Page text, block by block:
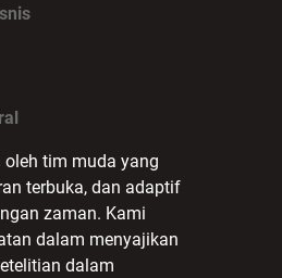
tim muda yang
terbuka, dan adaptif
zaman. Kami
dalam menyajikan
dalam